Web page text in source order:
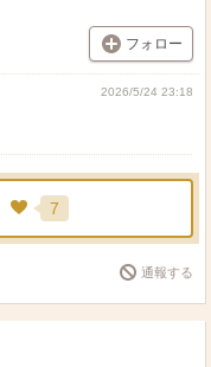
フォロー
2026/5/24 23:18
7
通報する